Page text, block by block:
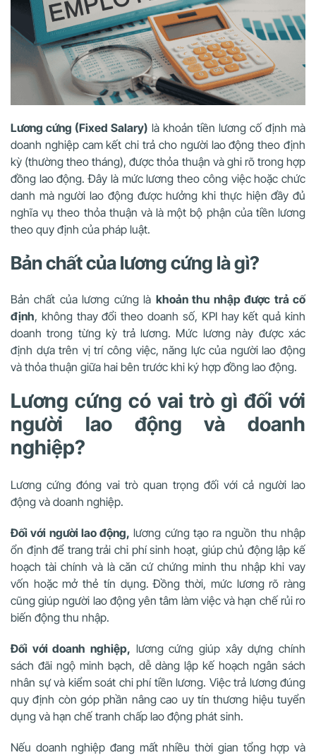
Lương cứng (Fixed Salary) là khoản tiền lương cố định mà
doanh nghiệp cam kết chi trả cho người lao động theo định
kỳ (thường theo tháng), được thỏa thuận và ghi rõ trong hợp
đồng lao động. Đây là mức lương theo công việc hoặc chức
danh mà người lao động được hưởng khi thực hiện đầy đủ
nghĩa vụ theo thỏa thuận và là một bộ phận của tiền lương
theo quy định của pháp luật.
Bản chất của lương cứng là gì?
Bản chất của lương cứng là khoản thu nhập được trả cố
định, không thay đổi theo doanh số, KPI hay kết quả kinh
doanh trong từng kỳ trả lương. Mức lương này được xác
định dựa trên vị trí công việc, năng lực của người lao động
và thỏa thuận giữa hai bên trước khi ký hợp đồng lao động.
Lương cứng có vai trò gì đối với
người lao động và doanh
nghiệp?
Lương cứng đóng vai trò quan trọng đối với cả người lao
động và doanh nghiệp.
Đối với người lao động, lương cứng tạo ra nguồn thu nhập
ổn định để trang trải chi phí sinh hoạt, giúp chủ động lập kế
hoạch tài chính và là căn cứ chứng minh thu nhập khi vay
vốn hoặc mở thẻ tín dụng. Đồng thời, mức lương rõ ràng
cũng giúp người lao động yên tâm làm việc và hạn chế rủi ro
biến động thu nhập.
Đối với doanh nghiệp, lương cứng giúp xây dựng chính
sách đãi ngộ minh bạch, dễ dàng lập kế hoạch ngân sách
nhân sự và kiểm soát chi phí tiền lương. Việc trả lương đúng
quy định còn góp phần nâng cao uy tín thương hiệu tuyển
dụng và hạn chế tranh chấp lao động phát sinh.
Nếu doanh nghiệp đang mất nhiều thời gian tổng hợp và